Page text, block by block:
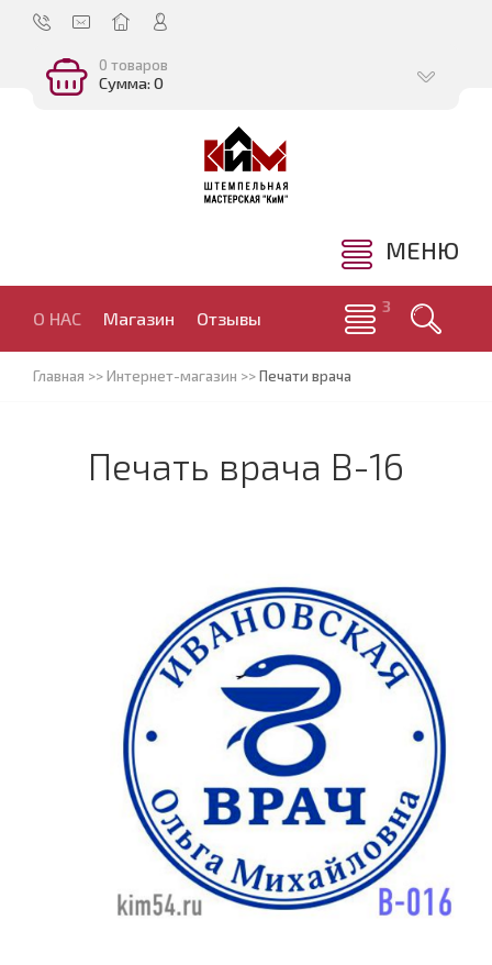
0 товаров
Сумма: 0
МЕНЮ
О НАС Магазин Отзывы
Главная >>Интернет-магазин >>Печати врача
Печать врача В-16